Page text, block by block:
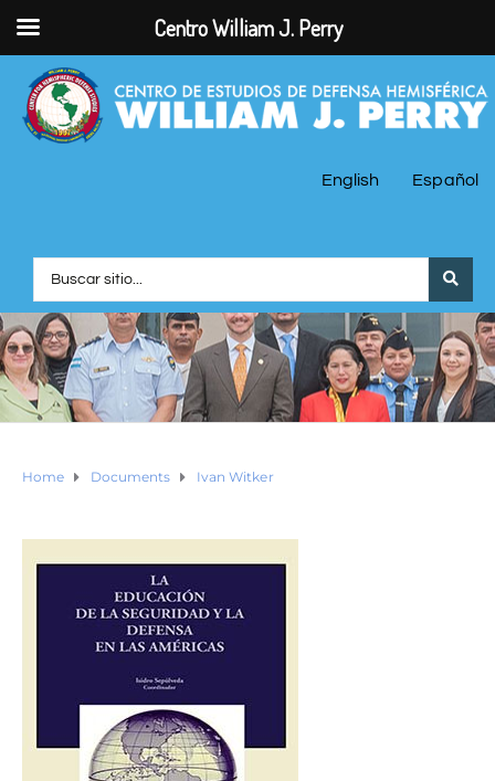
English Español
Home Documents Ivan Witker
Centro William J. Perry